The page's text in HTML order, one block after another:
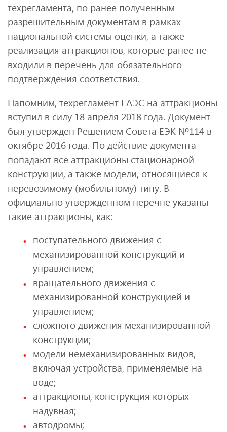
техрегламента, по ранее полученным
разрешительным документам в рамках
национальной системы оценки, а также
реализация аттракционов, которые ранее не
входили в перечень для обязательного
подтверждения соответствия.
Напомним, техрегламент ЕАЭС на аттракционы
вступил в силу 18 апреля 2018 года. Документ
был утвержден Решением Совета ЕЭК №114 в
октябре 2016 года. По действие документа
попадают все аттракционы стационарной
конструкции, а также модели, относящиеся к
перевозимому (мобильному) типу. В
официально утвержденном перечне указаны
такие аттракционы, как:
поступательного движения с
механизированной конструкций и
управлением;
вращательного движения с
механизированной конструкцией и
управлением;
сложного движения механизированной
конструкции;
модели немеханизированных видов,
включая устройства, применяемые на
воде;
аттракционы, конструкция которых
надувная;
автодромы;